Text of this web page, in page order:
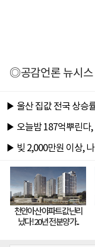
◎공감언론 뉴시스